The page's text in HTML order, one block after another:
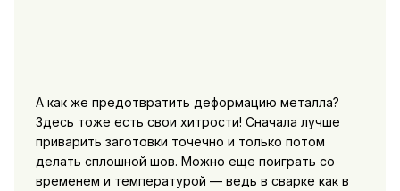
А как же предотвратить деформацию металла?
Здесь тоже есть свои хитрости! Сначала лучше
приварить заготовки точечно и только потом
делать сплошной шов. Можно еще поиграть со
временем и температурой — ведь в сварке как в